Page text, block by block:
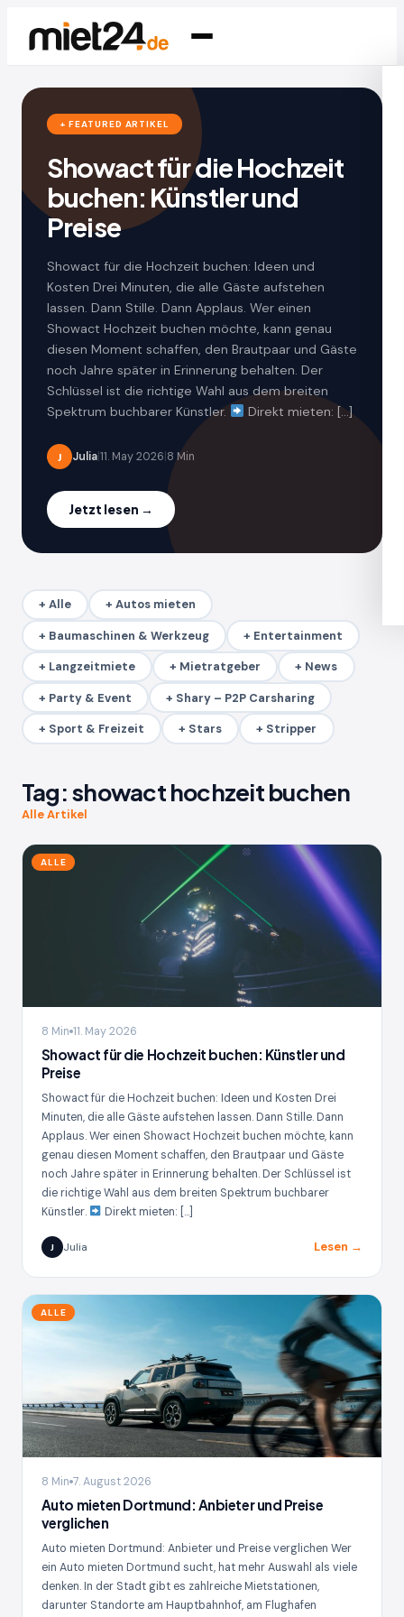
+ FEATURED ARTIKEL
Showact für die Hochzeit
buchen: Künstler und
Preise
Showact für die Hochzeit buchen: Ideen und
Kosten Drei Minuten, die alle Gäste aufstehen
lassen. Dann Stille. Dann Applaus. Wer einen
Showact Hochzeit buchen möchte, kann genau
diesen Moment schaffen, den Brautpaar und Gäste
noch Jahre später in Erinnerung behalten. Der
Schlüssel ist die richtige Wahl aus dem breiten
Spektrum buchbarer Künstler.
Direkt mieten: […]
J Julia11. May 2026 8 Min
Jetzt lesen →
+ Alle + Autos mieten
+ Baumaschinen & Werkzeug + Entertainment
+ Langzeitmiete + Mietratgeber + News
+ Party & Event + Shary – P2P Carsharing
+ Sport & Freizeit + Stars + Stripper
Tag:showact hochzeit buchen
Alle Artikel
ALLE
8 Min 11. May 2026
Showact für die Hochzeit buchen: Künstler und
Preise
Showact für die Hochzeit buchen: Ideen und Kosten Drei
Minuten, die alle Gäste aufstehen lassen. Dann Stille. Dann
Applaus. Wer einen Showact Hochzeit buchen möchte, kann
genau diesen Moment schaffen, den Brautpaar und Gäste
noch Jahre später in Erinnerung behalten. Der Schlüssel ist
die richtige Wahl aus dem breiten Spektrum buchbarer
Künstler.
Direkt mieten: […]
J Julia Lesen →
ALLE
8 Min 7. August 2026
Auto mieten Dortmund: Anbieter und Preise
verglichen
Auto mieten Dortmund: Anbieter und Preise verglichen Wer
ein Auto mieten Dortmund sucht, hat mehr Auswahl als viele
denken. In der Stadt gibt es zahlreiche Mietstationen,
darunter Standorte am Hauptbahnhof, am Flughafen